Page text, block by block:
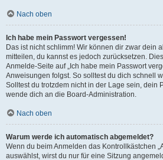
Nach oben
Ich habe mein Passwort vergessen!
Das ist nicht schlimm! Wir können dir zwar dein
mitteilen, du kannst es jedoch zurücksetzen.
Anmelde-Seite auf „Ich habe mein Passwort
Anweisungen folgst. So solltest du dich schnell
Solltest du trotzdem nicht in der Lage sein, dein
wende dich an die Board-Administration.
Nach oben
Warum werde ich automatisch abgemeldet?
Wenn du beim Anmelden das Kontrollkästchen
auswählst, wirst du nur für eine Sitzung